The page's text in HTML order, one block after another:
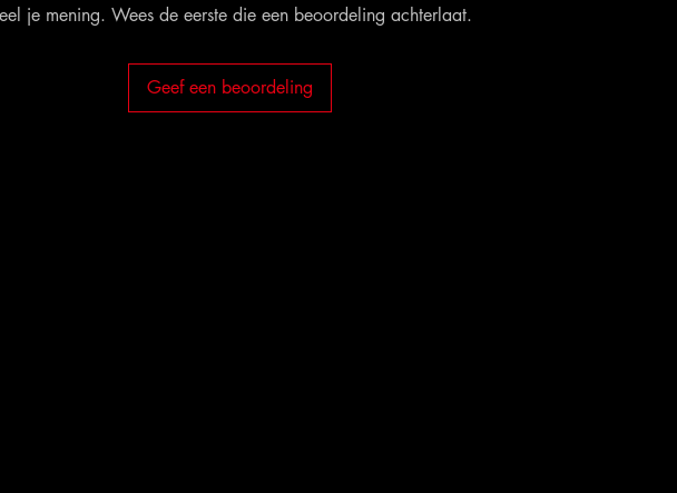
je mening. Wees de eerste die een beoordeling achterlaat.
Geef een beoordeling